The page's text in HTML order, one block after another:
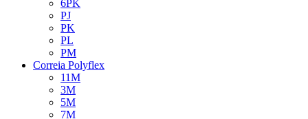
6PK
PJ
PK
PL
PM
Correia Polyflex
11M
3M
5M
7M